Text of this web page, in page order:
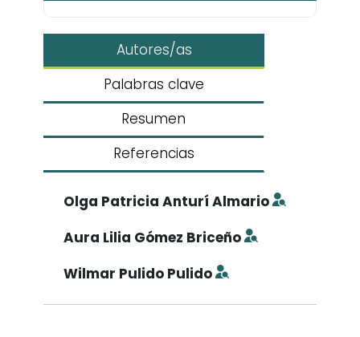
Autores/as
Palabras clave
Resumen
Referencias
Olga Patricia Anturí Almario
Aura Lilia Gómez Briceño
Wilmar Pulido Pulido